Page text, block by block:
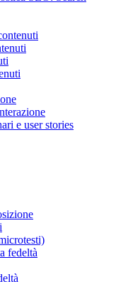
e user stories
fedeltà